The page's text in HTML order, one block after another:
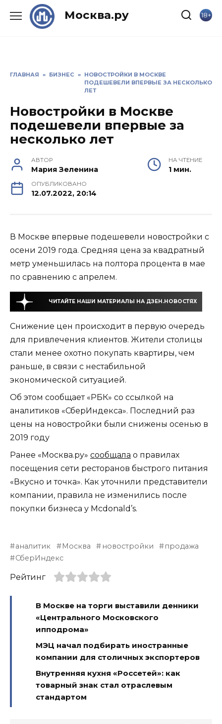
Москва.ру 18+
ГЛАВНАЯ » БИЗНЕС » НОВОСТРОЙКИ В МОСКВЕ
ПОДЕШЕВЕЛИ ВПЕРВЫЕ ЗА НЕСКОЛЬКО
ЛЕТ
Новостройки в Москве
подешевели впервые за
несколько лет
АВТОР
Мария Зеленина
НА ЧТЕНИЕ
1 мин.
ОПУБЛИКОВАНО
12.07.2022, 20:14
В Москве впервые подешевели новостройки с
осени 2019 года. Средняя цена за квадратный
метр уменьшилась на полтора процента в мае
по сравнению с апрелем.
ЧИТАЙТЕ НАШИ МАТЕРИАЛЫ НА ДЗЕН.НОВОСТЯХ
Снижение цен происходит в первую очередь
для привлечения клиентов. Жители столицы
стали менее охотно покупать квартиры, чем
раньше, в связи с нестабильной
экономической ситуацией.
Об этом сообщает «РБК» со ссылкой на
аналитиков «СберИндекса». Последний раз
цены на новостройки были снижены осенью в
2019 году
Ранее «Москва.ру» сообщала о правилах
посещения сети ресторанов быстрого питания
«Вкусно и точка». Как уточнили представители
компании, правила не изменились после
покупки бизнеса у Mcdonald’s.
аналитик Москва новостройки
продажа
СберИндекс
Рейтинг
В Москве на торги выставили денники
«Центрального Московского
ипподрома»
МЭЦ начал подбирать иностранные
компании для столичных экспортеров
Внутренняя кухня «Россетей»: как
товарный знак стал отраслевым
стандартом